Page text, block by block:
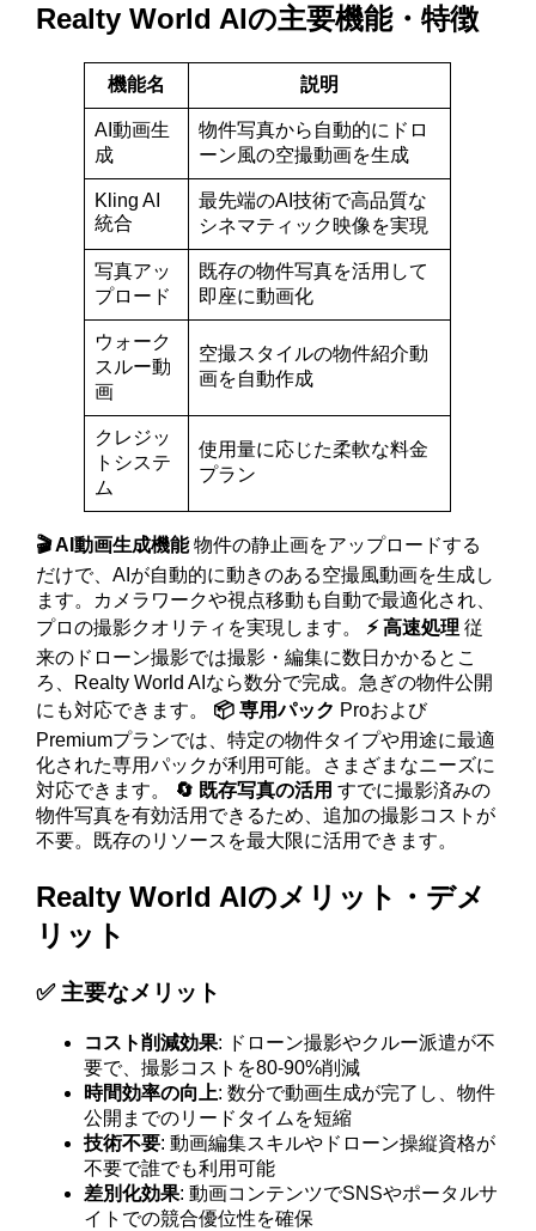
Realty World AIの主要機能・特徴
機能名 説明
AI動画生
成
物件写真から自動的にドロ
ーン風の空撮動画を生成
Kling AI
統合
最先端のAI技術で高品質な
シネマティック映像を実現
写真アッ
プロード
既存の物件写真を活用して
即座に動画化
ウォーク
スルー動
画
空撮スタイルの物件紹介動
画を自動作成
クレジッ
トシステ
ム
使用量に応じた柔軟な料金
プラン
🎬 AI動画生成機能物件の静止画をアップロードする
だけで、AIが自動的に動きのある空撮風動画を生成し
ます。カメラワークや視点移動も自動で最適化され、
プロの撮影クオリティを実現します。 ⚡ 高速処理 従
来のドローン撮影では撮影・編集に数日かかるとこ
ろ、Realty World AIなら数分で完成。急ぎの物件公開
にも対応できます。 📦 専用パック Proおよび
Premiumプランでは、特定の物件タイプや用途に最適
化された専用パックが利用可能。さまざまなニーズに
対応できます。 🔄 既存写真の活用 すでに撮影済みの
物件写真を有効活用できるため、追加の撮影コストが
不要。既存のリソースを最大限に活用できます。
Realty World AIのメリット・デメ
リット
✅ 主要なメリット
コスト削減効果: ドローン撮影やクルー派遣が不
要で、撮影コストを80-90%削減
時間効率の向上: 数分で動画生成が完了し、物件
公開までのリードタイムを短縮
技術不要: 動画編集スキルやドローン操縦資格が
不要で誰でも利用可能
差別化効果: 動画コンテンツでSNSやポータルサ
イトでの競合優位性を確保